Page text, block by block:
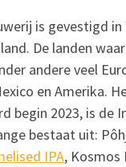
is gevestigd in
De landen
andere veel
en Amerika.
begin 2023, is de
bestaat uit:
IPA, Kosmos